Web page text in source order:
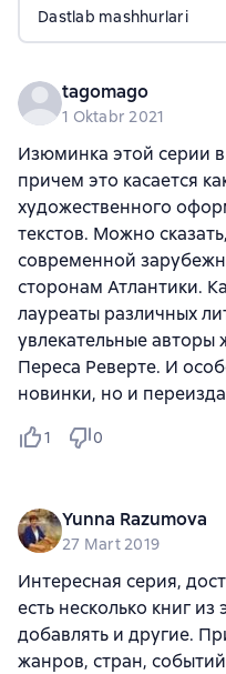
Dastlab mashhurlari
tagomago
1 Oktabr 2021
Изюминка этой серии
причем это касается
художественного
текстов. Можно
современной
сторонам Атлантики.
лауреаты различных
увлекательные
Переса Реверте. И
новинки, но и
1 0
Yunna Razumova
27 Mart 2019
Интересная серия,
есть несколько книг
добавлять и другие.
жанров, стран,